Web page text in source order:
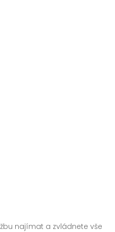
najímat a zvládnete vše